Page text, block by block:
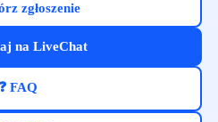
zgłoszenie
na LiveChat
❓ FAQ